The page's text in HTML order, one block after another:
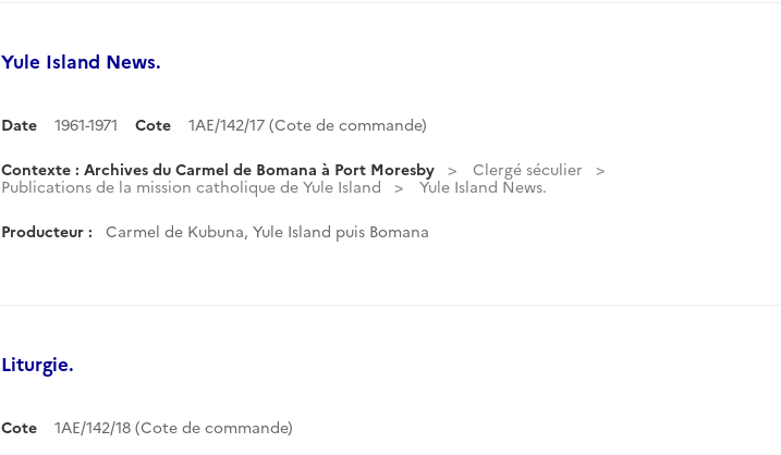
Yule Island News.
Date 1961-1971 Cote 1AE/142/17 (Cote de commande)
Contexte : Archives du Carmel de Bomana à Port Moresby
Clergé séculier
Publications de la mission catholique de Yule Island
Yule Island News.
Producteur : Carmel de Kubuna, Yule Island puis Bomana
Liturgie.
Cote 1AE/142/18 (Cote de commande)